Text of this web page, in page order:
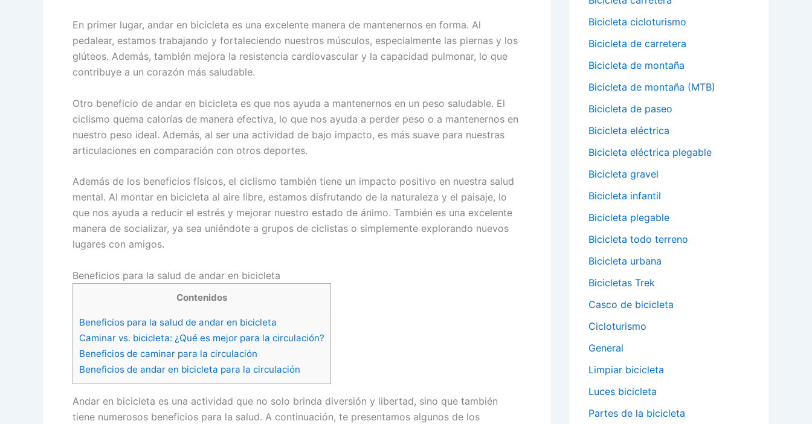
En primer lugar, andar en bicicleta es una excelente manera de mantenernos en forma. Al
pedalear, estamos trabajando y fortaleciendo nuestros músculos, especialmente las piernas y los
glúteos. Además, también mejora la resistencia cardiovascular y la capacidad pulmonar, lo que
contribuye a un corazón más saludable.
Otro beneficio de andar en bicicleta es que nos ayuda a mantenernos en un peso saludable. El
ciclismo quema calorías de manera efectiva, lo que nos ayuda a perder peso o a mantenernos en
nuestro peso ideal. Además, al ser una actividad de bajo impacto, es más suave para nuestras
articulaciones en comparación con otros deportes.
Además de los beneficios físicos, el ciclismo también tiene un impacto positivo en nuestra salud
mental. Al montar en bicicleta al aire libre, estamos disfrutando de la naturaleza y el paisaje, lo
que nos ayuda a reducir el estrés y mejorar nuestro estado de ánimo. También es una excelente
manera de socializar, ya sea uniéndote a grupos de ciclistas o simplemente explorando nuevos
lugares con amigos.
Beneficios para la salud de andar en bicicleta
Contenidos
Beneficios para la salud de andar en bicicleta
Caminar vs. bicicleta: ¿Qué es mejor para la circulación?
Beneficios de caminar para la circulación
Beneficios de andar en bicicleta para la circulación
Andar en bicicleta es una actividad que no solo brinda diversión y libertad, sino que también
tiene numerosos beneficios para la salud. A continuación, te presentamos algunos de los
Bicicleta cicloturismo
Bicicleta de carretera
Bicicleta de montaña
Bicicleta de montaña (MTB)
Bicicleta de paseo
Bicicleta eléctrica
Bicicleta eléctrica plegable
Bicicleta gravel
Bicicleta infantil
Bicicleta plegable
Bicicleta todo terreno
Bicicleta urbana
Bicicletas Trek
Casco de bicicleta
Cicloturismo
General
Limpiar bicicleta
Luces bicicleta
Partes de la bicicleta